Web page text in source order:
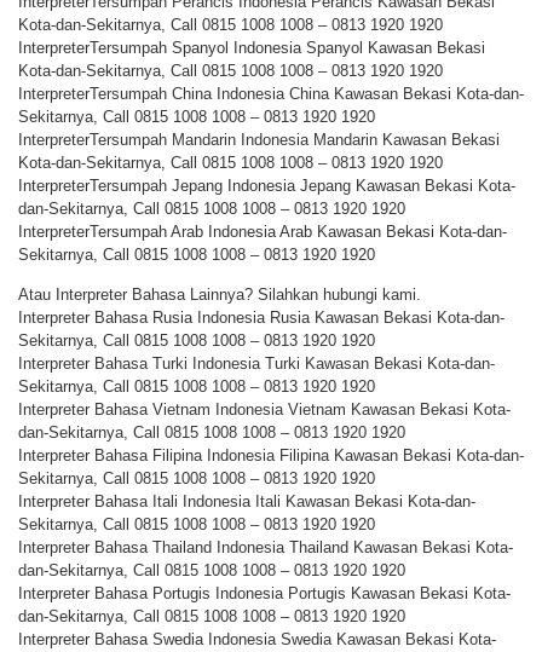
Kota-dan-Sekitarnya, Call 0815 1008 1008 – 0813 1920 1920
InterpreterTersumpah Spanyol Indonesia Spanyol Kawasan Bekasi
Kota-dan-Sekitarnya, Call 0815 1008 1008 – 0813 1920 1920
InterpreterTersumpah China Indonesia China Kawasan Bekasi Kota-dan-
Sekitarnya, Call 0815 1008 1008 – 0813 1920 1920
InterpreterTersumpah Mandarin Indonesia Mandarin Kawasan Bekasi
Kota-dan-Sekitarnya, Call 0815 1008 1008 – 0813 1920 1920
InterpreterTersumpah Jepang Indonesia Jepang Kawasan Bekasi Kota-
dan-Sekitarnya, Call 0815 1008 1008 – 0813 1920 1920
InterpreterTersumpah Arab Indonesia Arab Kawasan Bekasi Kota-dan-
Sekitarnya, Call 0815 1008 1008 – 0813 1920 1920
Atau Interpreter Bahasa Lainnya? Silahkan hubungi kami.
Interpreter Bahasa Rusia Indonesia Rusia Kawasan Bekasi Kota-dan-
Sekitarnya, Call 0815 1008 1008 – 0813 1920 1920
Interpreter Bahasa Turki Indonesia Turki Kawasan Bekasi Kota-dan-
Sekitarnya, Call 0815 1008 1008 – 0813 1920 1920
Interpreter Bahasa Vietnam Indonesia Vietnam Kawasan Bekasi Kota-
dan-Sekitarnya, Call 0815 1008 1008 – 0813 1920 1920
Interpreter Bahasa Filipina Indonesia Filipina Kawasan Bekasi Kota-dan-
Sekitarnya, Call 0815 1008 1008 – 0813 1920 1920
Interpreter Bahasa Itali Indonesia Itali Kawasan Bekasi Kota-dan-
Sekitarnya, Call 0815 1008 1008 – 0813 1920 1920
Interpreter Bahasa Thailand Indonesia Thailand Kawasan Bekasi Kota-
dan-Sekitarnya, Call 0815 1008 1008 – 0813 1920 1920
Interpreter Bahasa Portugis Indonesia Portugis Kawasan Bekasi Kota-
dan-Sekitarnya, Call 0815 1008 1008 – 0813 1920 1920
Interpreter Bahasa Swedia Indonesia Swedia Kawasan Bekasi Kota-